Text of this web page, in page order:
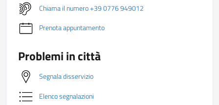
Chiama il numero +39 0776 949012
Prenota appuntamento
Problemi in città
Segnala disservizio
Elenco segnalazioni